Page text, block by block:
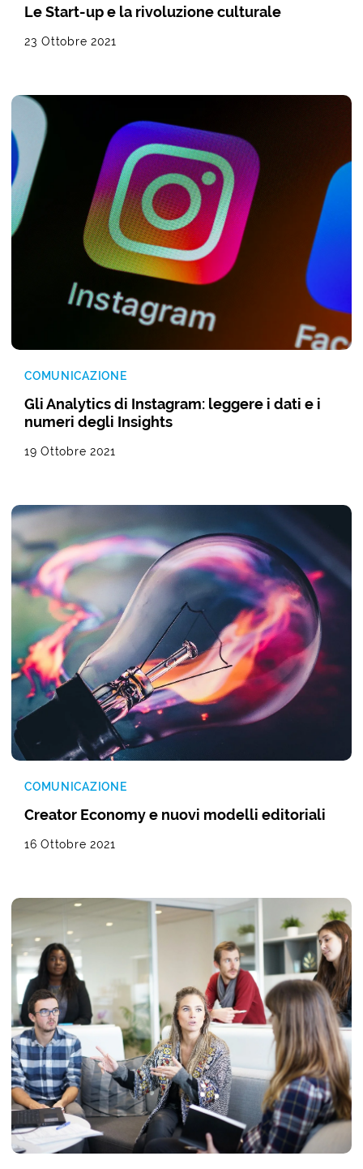
Le Start-up e la rivoluzione culturale
23 Ottobre 2021
COMUNICAZIONE
Gli Analytics di Instagram: leggere i dati e i
numeri degli Insights
19 Ottobre 2021
COMUNICAZIONE
Creator Economy e nuovi modelli editoriali
16 Ottobre 2021